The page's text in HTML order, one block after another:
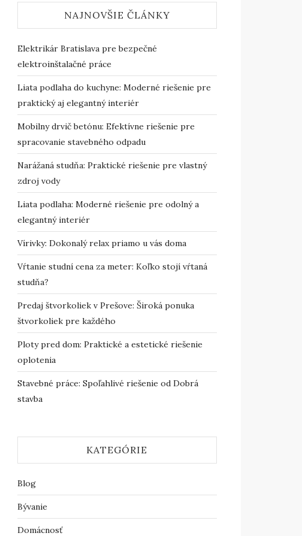
NAJNOVŠIE ČLÁNKY
Elektrikár Bratislava pre bezpečné
elektroinštalačné práce
Liata podlaha do kuchyne: Moderné riešenie pre
praktický aj elegantný interiér
Mobilny drvič betónu: Efektívne riešenie pre
spracovanie stavebného odpadu
Narážaná studňa: Praktické riešenie pre vlastný
zdroj vody
Liata podlaha: Moderné riešenie pre odolný a
elegantný interiér
Vírivky: Dokonalý relax priamo u vás doma
Vŕtanie studní cena za meter: Koľko stojí vŕtaná
studňa?
Predaj štvorkoliek v Prešove: Široká ponuka
štvorkoliek pre každého
Ploty pred dom: Praktické a estetické riešenie
oplotenia
Stavebné práce: Spoľahlivé riešenie od Dobrá
stavba
KATEGÓRIE
Blog
Bývanie
Domácnosť